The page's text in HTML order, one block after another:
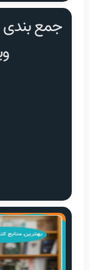
جمع